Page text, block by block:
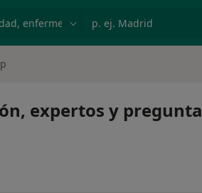
expertos y